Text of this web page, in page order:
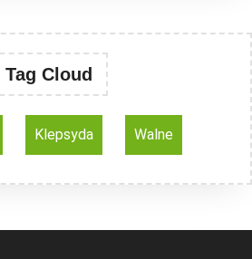
Tag Cloud
Klepsyda Walne